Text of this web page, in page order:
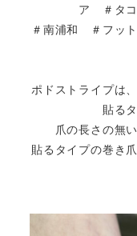
ア ＃タ
＃南浦和 ＃フッ
ポドストライプは
貼る
爪の長さの無
貼るタイプの巻き